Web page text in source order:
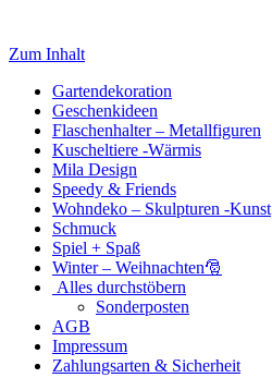
Zum Inhalt
Gartendekoration
Geschenkideen
Flaschenhalter – Metallfiguren
Kuscheltiere -Wärmis
Mila Design
Speedy & Friends
Wohndeko – Skulpturen -Kunst
Schmuck
Spiel + Spaß
Winter – Weihnachten🎅
Alles durchstöbern
Sonderposten
AGB
Impressum
Zahlungsarten & Sicherheit